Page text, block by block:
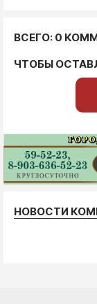
ВСЕГО: 0
ЧТОБЫ
НОВОСТИ